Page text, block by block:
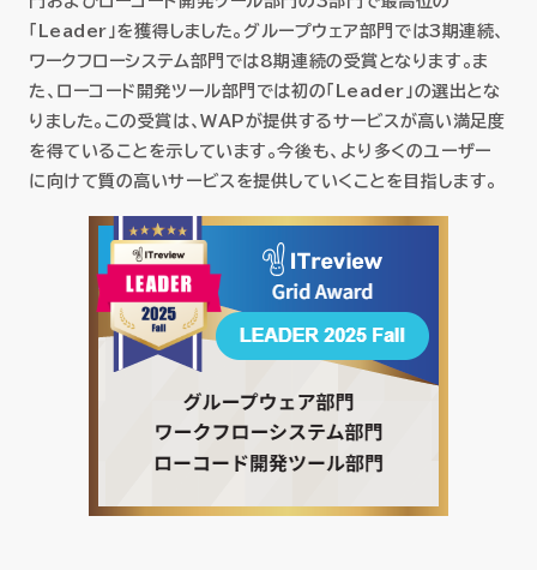
EN
「Leader」を獲得しました。グループウェア部門では3期連続、
ワークフローシステム部門では8期連続の受賞となります。ま
た、ローコード開発ツール部門では初の「Leader」の選出とな
りました。この受賞は、WAPが提供するサービスが高い満足度
を得ていることを示しています。今後も、より多くのユーザー
に向けて質の高いサービスを提供していくことを目指します。